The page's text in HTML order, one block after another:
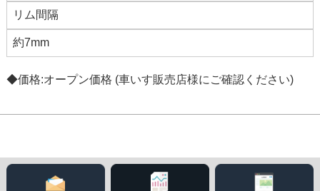
リム間隔
約7mm
◆価格:オープン価格 (車いす販売店様にご確認ください)